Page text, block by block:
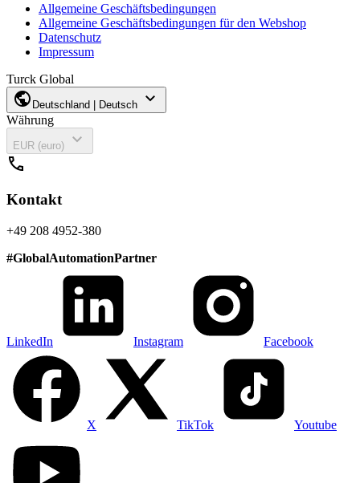
Allgemeine Geschäftsbedingungen
Allgemeine Geschäftsbedingungen für den Webshop
Datenschutz
Impressum
Turck Global
public Deutschland | Deutsch expand_more
Währung
EUR (euro)
expand_more
call
Kontakt
+49 208 4952-380
#GlobalAutomationPartner
LinkedIn Instagram Facebook
X TikTok Youtube